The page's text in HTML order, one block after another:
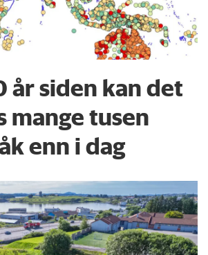
år siden kan det
mange tusen
enn i dag